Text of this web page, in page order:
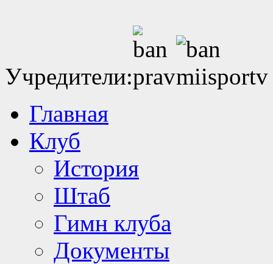
Учредители:
Главная
Клуб
История
Штаб
Гимн клуба
Документы